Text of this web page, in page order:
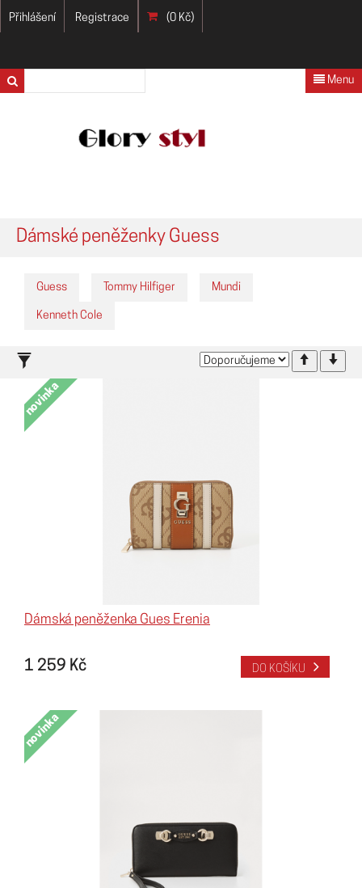
Přihlášení Registrace (0 Kč)
Menu
Dámské peněženky Guess
Guess Tommy Hilfiger Mundi
Kenneth Cole
novinka
Dámská peněženka Gues Erenia
1 259 Kč DO KOŠÍKU
novinka